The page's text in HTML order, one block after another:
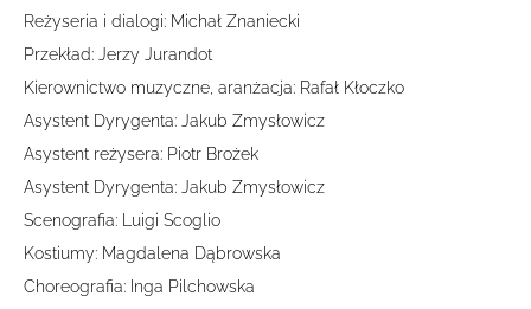
Reżyseria i dialogi: Michał Znaniecki
Przekład: Jerzy Jurandot
Kierownictwo muzyczne, aranżacja: Rafał Kłoczko
Asystent Dyrygenta: Jakub Zmysłowicz
Asystent reżysera: Piotr Brożek
Asystent Dyrygenta: Jakub Zmysłowicz
Scenografia: Luigi Scoglio
Kostiumy: Magdalena Dąbrowska
Choreografia: Inga Pilchowska